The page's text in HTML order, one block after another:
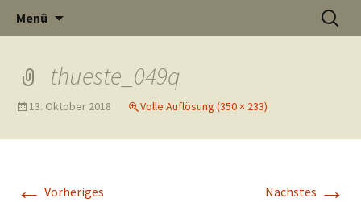
Thüste im
Internet
und
Menü
Suchen
nach:
thueste_049q
13. Oktober 2018 Volle Auflösung (350 × 233)
← Vorheriges Nächstes →